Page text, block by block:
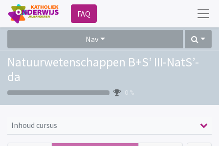
FAQ
Nav
Natuurwetenschappen B+S’ III-NatS’-
da
0 %
Inhoud cursus